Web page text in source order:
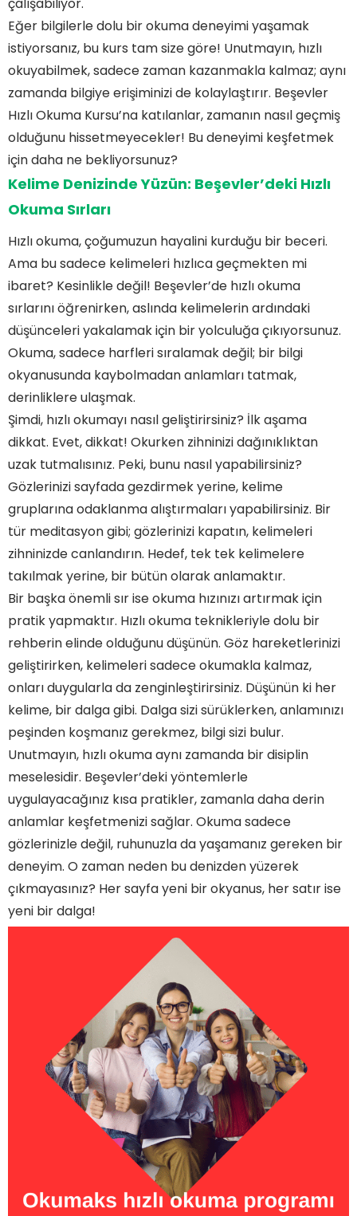
Eğer bilgilerle dolu bir okuma deneyimi yaşamak
istiyorsanız, bu kurs tam size göre! Unutmayın, hızlı
okuyabilmek, sadece zaman kazanmakla kalmaz; aynı
zamanda bilgiye erişiminizi de kolaylaştırır. Beşevler
Hızlı Okuma Kursu’na katılanlar, zamanın nasıl geçmiş
olduğunu hissetmeyecekler! Bu deneyimi keşfetmek
için daha ne bekliyorsunuz?
Kelime Denizinde Yüzün: Beşevler’deki Hızlı
Okuma Sırları
Hızlı okuma, çoğumuzun hayalini kurduğu bir beceri.
Ama bu sadece kelimeleri hızlıca geçmekten mi
ibaret? Kesinlikle değil! Beşevler’de hızlı okuma
sırlarını öğrenirken, aslında kelimelerin ardındaki
düşünceleri yakalamak için bir yolculuğa çıkıyorsunuz.
Okuma, sadece harfleri sıralamak değil; bir bilgi
okyanusunda kaybolmadan anlamları tatmak,
derinliklere ulaşmak.
Şimdi, hızlı okumayı nasıl geliştirirsiniz? İlk aşama
dikkat. Evet, dikkat! Okurken zihninizi dağınıklıktan
uzak tutmalısınız. Peki, bunu nasıl yapabilirsiniz?
Gözlerinizi sayfada gezdirmek yerine, kelime
gruplarına odaklanma alıştırmaları yapabilirsiniz. Bir
tür meditasyon gibi; gözlerinizi kapatın, kelimeleri
zihninizde canlandırın. Hedef, tek tek kelimelere
takılmak yerine, bir bütün olarak anlamaktır.
Bir başka önemli sır ise okuma hızınızı artırmak için
pratik yapmaktır. Hızlı okuma teknikleriyle dolu bir
rehberin elinde olduğunu düşünün. Göz hareketlerinizi
geliştirirken, kelimeleri sadece okumakla kalmaz,
onları duygularla da zenginleştirirsiniz. Düşünün ki her
kelime, bir dalga gibi. Dalga sizi sürüklerken, anlamınızı
peşinden koşmanız gerekmez, bilgi sizi bulur.
Unutmayın, hızlı okuma aynı zamanda bir disiplin
meselesidir. Beşevler’deki yöntemlerle
uygulayacağınız kısa pratikler, zamanla daha derin
anlamlar keşfetmenizi sağlar. Okuma sadece
gözlerinizle değil, ruhunuzla da yaşamanız gereken bir
deneyim. O zaman neden bu denizden yüzerek
çıkmayasınız? Her sayfa yeni bir okyanus, her satır ise
yeni bir dalga!
Zamanın Önünde: Beşevler Hızlı Okuma Kursu ile
Okuma Hızınızı Katlayın!
Kelime Denizinde Yüzün: Beşevler'deki Hızlı
Okuma Sırları
Hızlı Okuma Kursu ile Beyninizi Programlayın:
Beşevler'de Yeni Bir Başlangıç!
Beşevler Hızlı Okuma Kursu: Okuma Yeteneğinizi
İkiye Katlamanın Yolu
Sıkça Sorulan Sorular
Hızlı Okuma Kursuna Kimler Katılabilir?
Kurs Ücretleri ve Ödeme Seçenekleri Nelerdir?
Beşevler Hızlı Okuma Kursu Nedir?
Beşevler Hızlı Okuma Kursu Süresi Ne Kadardır?
Hızlı Okuma Eğitiminin Faydaları Nelerdir?